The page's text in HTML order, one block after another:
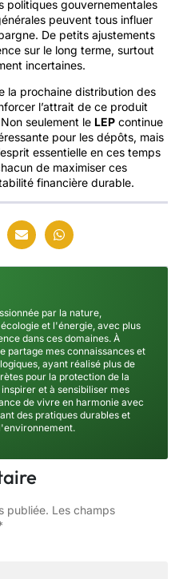
politiques gouvernementales
peuvent tous influer
De petits ajustements
sur le long terme, surtout
incertaines.
la prochaine distribution des
l’attrait de ce produit
seulement le LEP continue
pour les dépôts, mais
essentielle en ces temps
de maximiser ces
financière durable.
par la nature,
et l'énergie, avec plus
dans ces domaines. À
partage mes connaissances et
ayant réalisé plus de
pour la protection de la
et à sensibiliser mes
de vivre en harmonie avec
des pratiques durables et
publiée. Les champs